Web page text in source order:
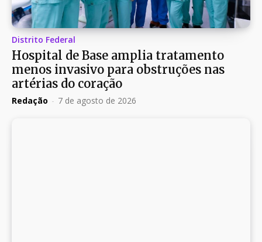
Distrito Federal
Hospital de Base amplia tratamento
menos invasivo para obstruções nas
artérias do coração
Redação - 7 de agosto de 2026